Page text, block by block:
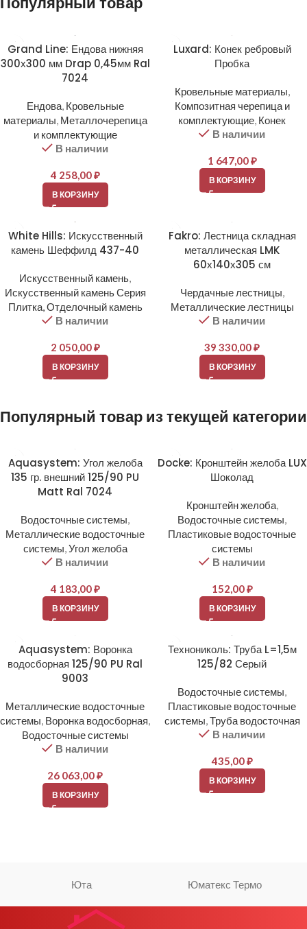
Grand Line: Ендова нижняя
300х300 мм Drap 0,45мм Ral
7024
Ендова, Кровельные
материалы Металлочерепица
и комплектующие
В наличии
4 258,00₽
В КОРЗИНУ
Luxard: Конек ребровый
Пробка
Кровельные материалы
Композитная черепица и
комплектующие Конек
В наличии
1 647,00₽
В КОРЗИНУ
White Hills: Искусственный
камень Шеффилд 437-40
Искусственный камень
Искусственный камень Серия
Плитка, Отделочный камень
В наличии
2 050,00₽
В КОРЗИНУ
Fakro: Лестница складная
металлическая LMK
60х140х305 см
Чердачные лестницы
Металлические лестницы
В наличии
39 330,00₽
В КОРЗИНУ
Популярный товар из текущей категории
Aquasystem: Угол желоба
135 гр. внешний 125/90 PU
Matt Ral 7024
Водосточные системы
Металлические водосточные
системы Угол желоба
В наличии
4 183,00₽
В КОРЗИНУ
Docke: Кронштейн желоба LUX
Шоколад
Кронштейн желоба,
Водосточные системы
Пластиковые водосточные
системы
В наличии
152,00₽
В КОРЗИНУ
Aquasystem: Воронка
водосборная 125/90 PU Ral
9003
Металлические водосточные
системы Воронка водосборная
Водосточные системы
В наличии
26 063,00₽
В КОРЗИНУ
Технониколь: Труба L=1,5м
125/82 Серый
Водосточные системы
Пластиковые водосточные
системы Труба водосточная
В наличии
435,00₽
В КОРЗИНУ
Юта Юматекс Термо